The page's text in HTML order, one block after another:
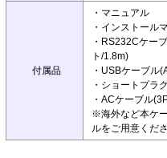
付属品
・マニュアル
・インストール
・RS232Cケー
ト/1.8m)
・USBケーブル
・ショートプラ
・ACケーブル
※海外など本ケ
ルをご用意くださ